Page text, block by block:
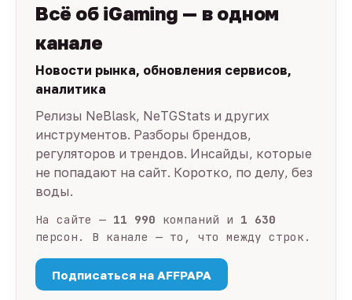
Всё об iGaming — в одном
канале
Новости рынка, обновления сервисов,
аналитика
Релизы NeBlask, NeTGStats и других
инструментов. Разборы брендов,
регуляторов и трендов. Инсайды, которые
не попадают на сайт. Коротко, по делу, без
воды.
На сайте — 11 990 компаний и 1 630
персон. В канале — то, что между строк.
Подписаться на AFFPAPA